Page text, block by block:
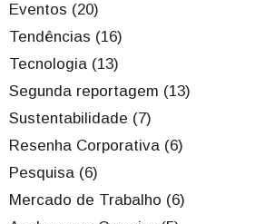
Eventos (20)
Tendências (16)
Tecnologia (13)
Segunda reportagem (13)
Sustentabilidade (7)
Resenha Corporativa (6)
Pesquisa (6)
Mercado de Trabalho (6)